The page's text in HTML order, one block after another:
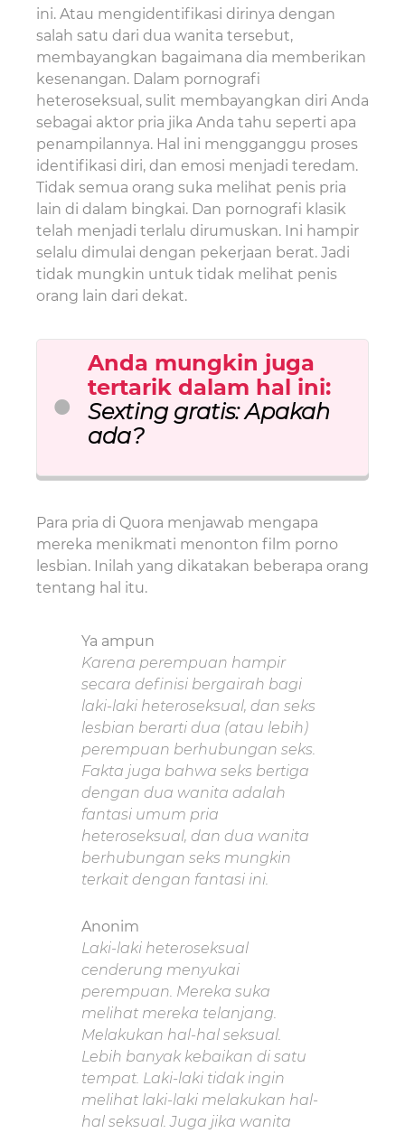
ini. Atau mengidentifikasi dirinya dengan
salah satu dari dua wanita tersebut,
membayangkan bagaimana dia memberikan
kesenangan. Dalam pornografi
heteroseksual, sulit membayangkan diri Anda
sebagai aktor pria jika Anda tahu seperti apa
penampilannya. Hal ini mengganggu proses
identifikasi diri, dan emosi menjadi teredam.
Tidak semua orang suka melihat penis pria
lain di dalam bingkai. Dan pornografi klasik
telah menjadi terlalu dirumuskan. Ini hampir
selalu dimulai dengan pekerjaan berat. Jadi
tidak mungkin untuk tidak melihat penis
orang lain dari dekat.
Anda mungkin juga
tertarik dalam hal ini:
Sexting gratis: Apakah
ada?
Para pria di Quora menjawab mengapa
mereka menikmati menonton film porno
lesbian. Inilah yang dikatakan beberapa orang
tentang hal itu.
Ya ampun
Karena perempuan hampir
secara definisi bergairah bagi
laki-laki heteroseksual, dan seks
lesbian berarti dua (atau lebih)
perempuan berhubungan seks.
Fakta juga bahwa seks bertiga
dengan dua wanita adalah
fantasi umum pria
heteroseksual, dan dua wanita
berhubungan seks mungkin
terkait dengan fantasi ini.
Anonim
Laki-laki heteroseksual
cenderung menyukai
perempuan. Mereka suka
melihat mereka telanjang.
Melakukan hal-hal seksual.
Lebih banyak kebaikan di satu
tempat. Laki-laki tidak ingin
melihat laki-laki melakukan hal-
hal seksual. Juga jika wanita